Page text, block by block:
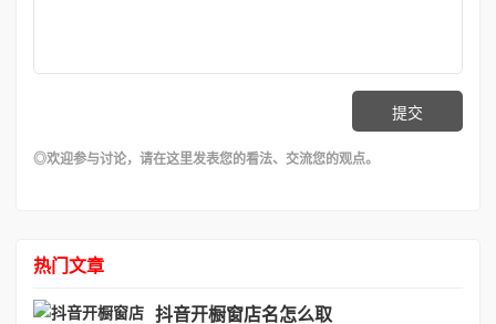
◎欢迎参与讨论，请在这里发表您的看法、交流您的观点。
热门文章
抖音开橱窗店名怎么取